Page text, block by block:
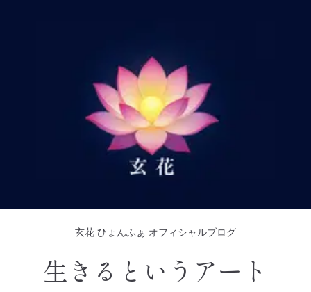
玄花 ひょんふぁ オフィシャルブログ
生きるというアート